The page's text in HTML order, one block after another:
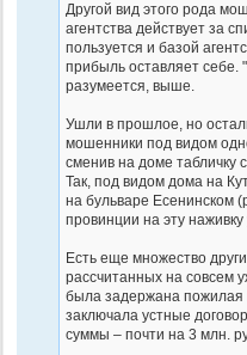
Другой вид этого рода
агентства действует за
пользуется и базой
прибыль оставляет себе.
разумеется, выше.
Ушли в прошлое, но
мошенники под видом
сменив на доме табличку
Так, под видом дома на
на бульваре Есенинском
провинции на эту
Есть еще множество
рассчитанных на совсем
была задержана пожилая
заключала устные
суммы – почти на 3 млн.